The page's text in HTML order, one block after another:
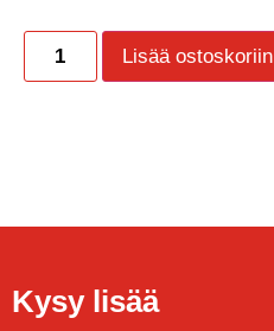
Lisää ostoskoriin
Kysy lisää